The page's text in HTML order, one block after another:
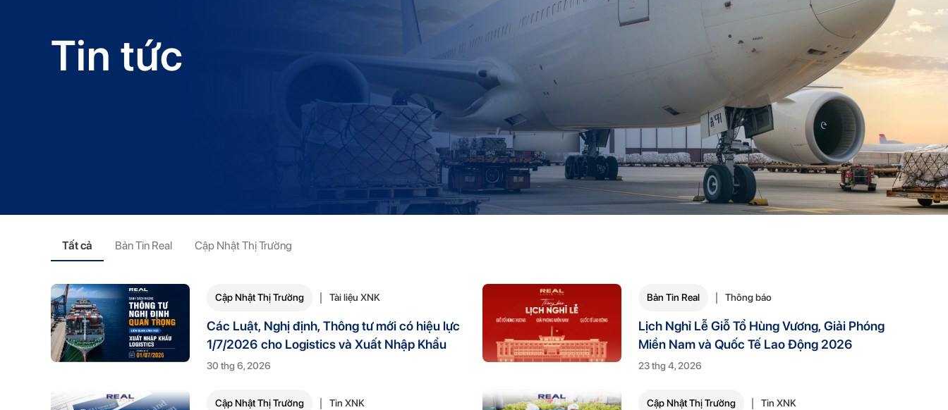
Tin tức
Tất cả Bản Tin Real Cập Nhật Thị Trường
Cập Nhật Thị Trường Tài liệu XNK
Các Luật, Nghị định, Thông tư mới có hiệu lực
1/7/2026 cho Logistics và Xuất Nhập Khẩu
30 thg 6, 2026
Bản Tin Real Thông báo
Lịch Nghỉ Lễ Giỗ Tổ Hùng Vương, Giải Phóng
Miền Nam và Quốc Tế Lao Động 2026
23 thg 4, 2026
Cập Nhật Thị Trường Tin XNK Cập Nhật Thị Trường Tin XNK